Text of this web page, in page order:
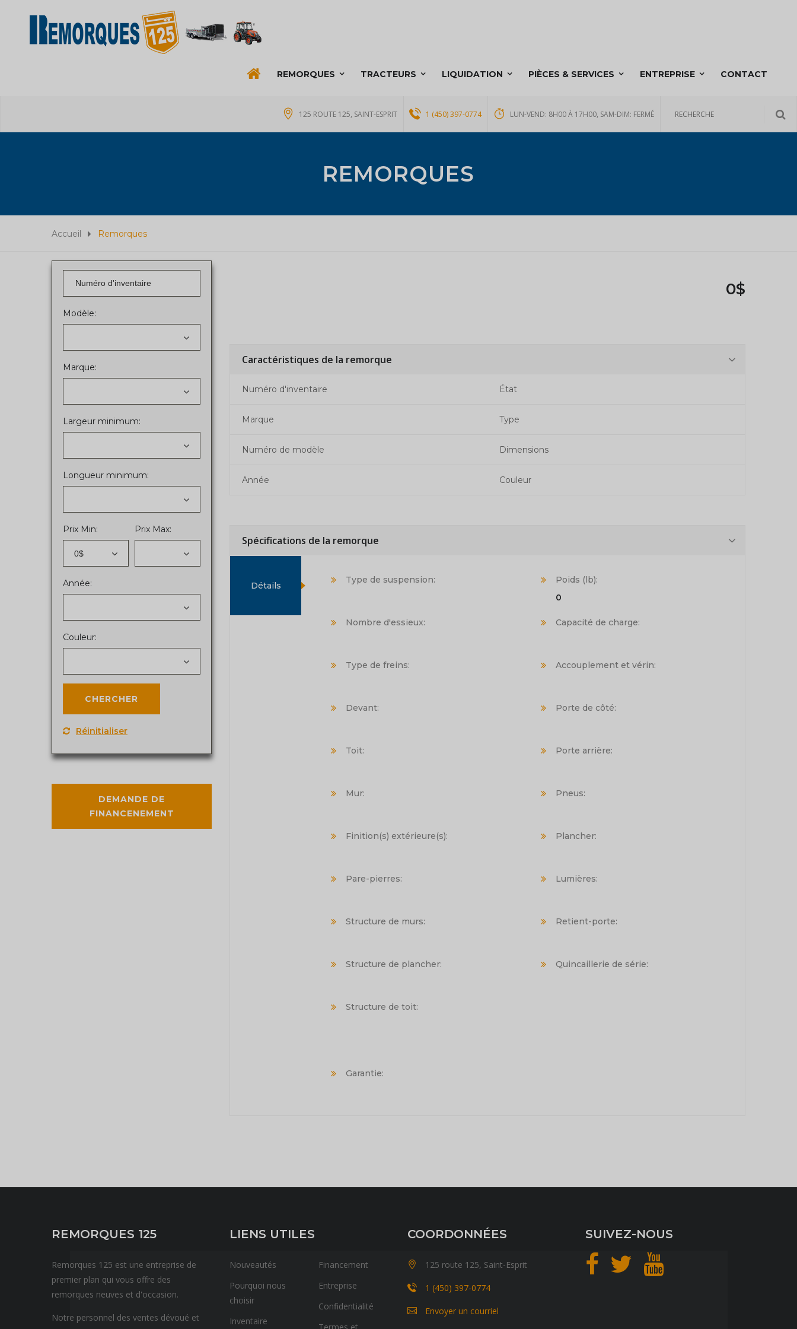
REMORQUES TRACTEURS LIQUIDATION PIÈCES & SERVICES ENTREPRISE CONTACT
125 ROUTE 125, SAINT-ESPRIT 1 (450) 397-0774 LUN-VEND: 8H00 À 17H00, SAM-DIM: FERMÉ
REMORQUES
Accueil Remorques
Modèle:
Marque:
Largeur minimum:
Longueur minimum:
Prix Min:
0$
Prix Max:
Année:
Couleur:
Réinitialiser
DEMANDE DE
FINANCENEMENT
0$
Caractéristiques de la remorque
Numéro d'inventaire
Marque
Numéro de modèle
Année
État
Type
Dimensions
Couleur
Spécifications de la remorque
Détails
Type de suspension:
Nombre d'essieux:
Type de freins:
Devant:
Toit:
Mur:
Finition(s) extérieure(s):
Pare-pierres:
Structure de murs:
Structure de plancher:
Structure de toit:
Poids (lb):
0
Capacité de charge:
Accouplement et vérin:
Porte de côté:
Porte arrière:
Pneus:
Plancher:
Lumières:
Retient-porte:
Quincaillerie de série:
Garantie:
REMORQUES 125
Remorques 125 est une entreprise de
premier plan qui vous offre des
remorques neuves et d'occasion.
Notre personnel des ventes dévoué et
LIENS UTILES
Nouveautés
Pourquoi nous
choisir
Inventaire
Financement
Entreprise
Confidentialité
Termes et
COORDONNÉES
125 route 125, Saint-Esprit
1 (450) 397-0774
Envoyer un courriel
SUIVEZ-NOUS